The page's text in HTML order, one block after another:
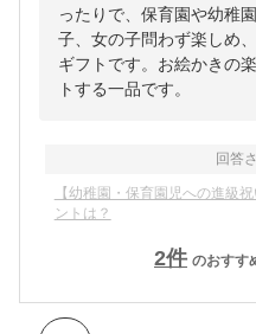
ったりで、保育園や幼稚
子、女の子問わず楽しめ
ギフトです。お絵かきの
トする一品です。
回答
【幼稚園・保育園児への進級
ントは？
2件 のおすす